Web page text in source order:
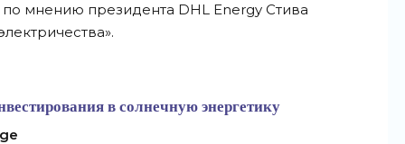
мнению президента DHL Energy Стива
в солнечную энергетику